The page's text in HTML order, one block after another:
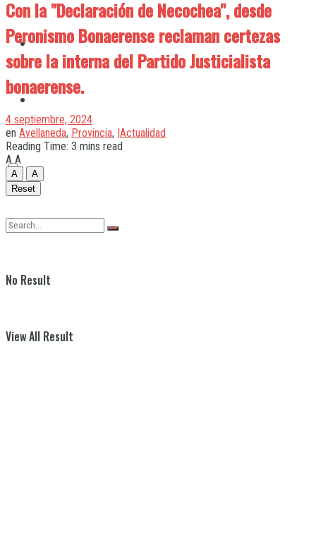
Quilmes
No Result
View All Result
Con la "Declaración de Necochea", desde
Peronismo Bonaerense reclaman certezas
sobre la interna del Partido Justicialista
bonaerense.
4 septiembre, 2024
en Avellaneda, Provincia, |Actualidad
Reading Time: 3 mins read
A A
A
A
Reset